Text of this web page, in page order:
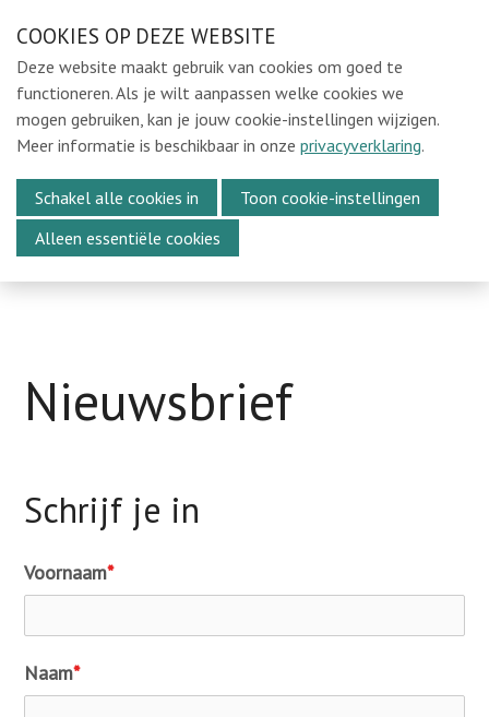
links
over
Spring
naar
de
navigatie
Spring
naar
Ons e-mailadres:
sintmichielsbeweging@gmail.com
Nieuwsbrief
Schrijf je in
Voornaam*
Naam*
Locaties
Over Ons
Verhaal
Media
Kalender
Webshop
COOKIES OP DEZE WEBSITE
Deze website maakt gebruik van cookies om goed te
functioneren. Als je wilt aanpassen welke cookies we
mogen gebruiken, kan je jouw cookie-instellingen wijzigen.
Meer informatie is beschikbaar in onze privacyverklaring.
Schakel alle cookies in
Toon cookie-instellingen
Alleen essentiële cookies